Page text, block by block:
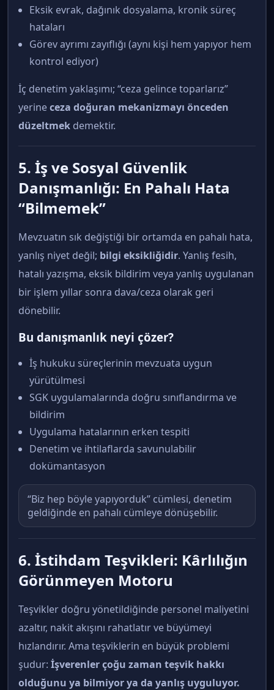
Eksik evrak, dağınık dosyalama, kronik süreç
hataları
Görev ayrımı zayıflığı (aynı kişi hem yapıyor hem
kontrol ediyor)
İç denetim yaklaşımı; “ceza gelince toparlarız”
yerineceza doğuran mekanizmayı önceden
düzeltmek demektir.
5. İş ve Sosyal Güvenlik
Danışmanlığı: En Pahalı Hata
“Bilmemek”
Mevzuatın sık değiştiği bir ortamda en pahalı hata,
yanlış niyet değil; bilgi eksikliğidir. Yanlış fesih,
hatalı yazışma, eksik bildirim veya yanlış uygulanan
bir işlem yıllar sonra dava/ceza olarak geri
dönebilir.
Bu danışmanlık neyi çözer?
İş hukuku süreçlerinin mevzuata uygun
yürütülmesi
SGK uygulamalarında doğru sınıflandırma ve
bildirim
Uygulama hatalarının erken tespiti
Denetim ve ihtilaflarda savunulabilir
dokümantasyon
“Biz hep böyle yapıyorduk” cümlesi, denetim
geldiğinde en pahalı cümleye dönüşebilir.
6. İstihdam Teşvikleri: Kârlılığın
Görünmeyen Motoru
Teşvikler doğru yönetildiğinde personel maliyetini
azaltır, nakit akışını rahatlatır ve büyümeyi
hızlandırır. Ama teşviklerin en büyük problemi
şudur: İşverenler çoğu zaman teşvik hakkı
olduğunu ya bilmiyor ya da yanlış uyguluyor.